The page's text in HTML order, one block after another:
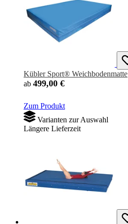
Kübler Sport® Weichbodenmatte
ab 499,00 €
Zum Produkt
Varianten zur Auswahl
Längere Lieferzeit